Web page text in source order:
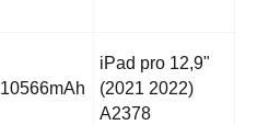
10566mAh
iPad pro 12,9"
(2021 2022)
A2378